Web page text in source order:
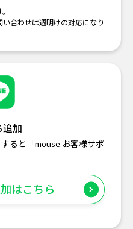
合わせは週明けの対応になり
追加
ると「mouse お客様サポ
はこちら